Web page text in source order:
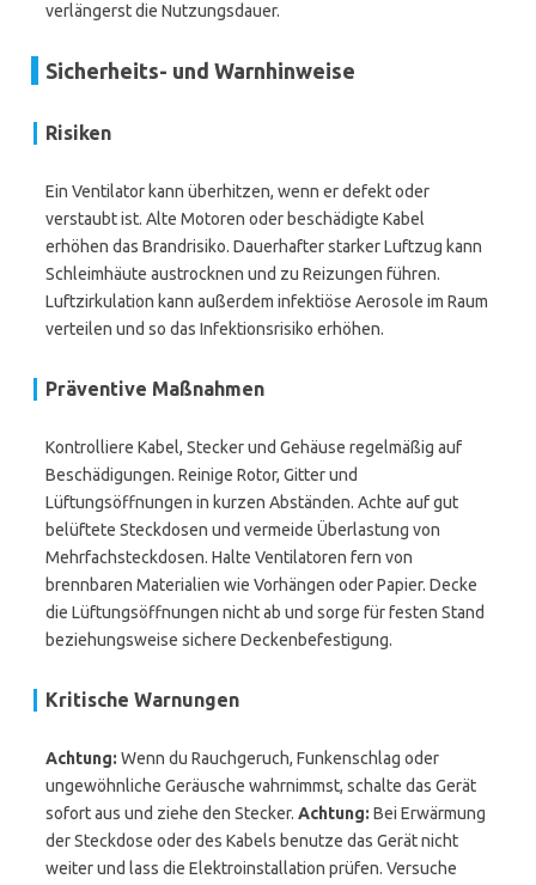
verlängerst die Nutzungsdauer.
Sicherheits- und Warnhinweise
Risiken
Ein Ventilator kann überhitzen, wenn er defekt oder
verstaubt ist. Alte Motoren oder beschädigte Kabel
erhöhen das Brandrisiko. Dauerhafter starker Luftzug kann
Schleimhäute austrocknen und zu Reizungen führen.
Luftzirkulation kann außerdem infektiöse Aerosole im Raum
verteilen und so das Infektionsrisiko erhöhen.
Präventive Maßnahmen
Kontrolliere Kabel, Stecker und Gehäuse regelmäßig auf
Beschädigungen. Reinige Rotor, Gitter und
Lüftungsöffnungen in kurzen Abständen. Achte auf gut
belüftete Steckdosen und vermeide Überlastung von
Mehrfachsteckdosen. Halte Ventilatoren fern von
brennbaren Materialien wie Vorhängen oder Papier. Decke
die Lüftungsöffnungen nicht ab und sorge für festen Stand
beziehungsweise sichere Deckenbefestigung.
Kritische Warnungen
Achtung: Wenn du Rauchgeruch, Funkenschlag oder
ungewöhnliche Geräusche wahrnimmst, schalte das Gerät
sofort aus und ziehe den Stecker. Achtung: Bei Erwärmung
der Steckdose oder des Kabels benutze das Gerät nicht
weiter und lass die Elektroinstallation prüfen. Versuche